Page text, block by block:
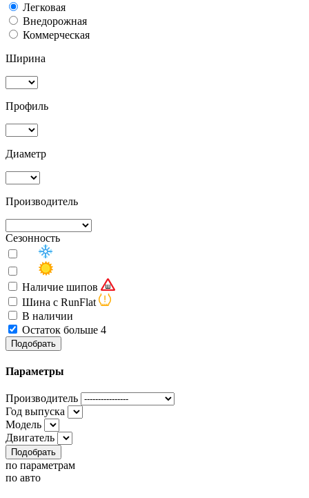
Легковая
Внедорожная
Коммерческая
Ширина
Профиль
Диаметр
Производитель
Сезонность
Наличие шипов
Шина с RunFlat
В наличии
Остаток больше 4
Подобрать
Параметры
Производитель
Год выпуска
Модель
Двигатель
Подобрать
по параметрам
по авто